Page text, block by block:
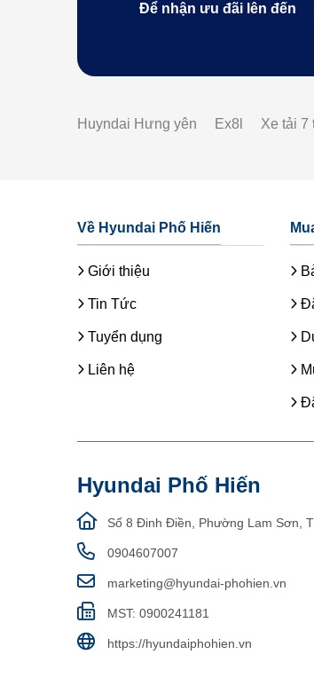
Để nhận ưu đãi lên đến
Huyndai Hưng yên Ex8l Xe tải 7
Về Hyundai Phố Hiến
Giới thiệu
Tin Tức
Tuyển dụng
Liên hệ
Hyundai Phố Hiến
Số 8 Đinh Điền, Phường Lam Sơn,
0904607007
marketing@hyundai-phohien.vn
MST: 0900241181
https://hyundaiphohien.vn